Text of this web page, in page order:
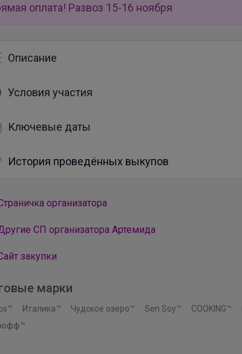
оплата! Развоз 15-16 ноября
Описание
Условия участия
Ключевые даты
История проведённых выкупов
организатора
СП организатора Артемида
закупки
марки
Италика™ Чудское озеро™ Sen Soy™ COOKING™